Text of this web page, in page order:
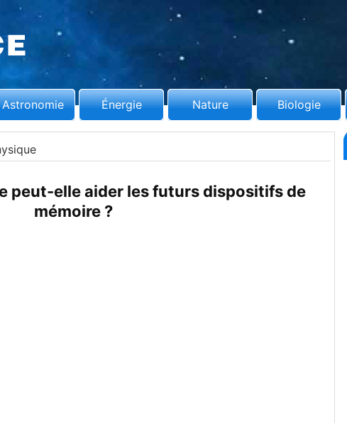
Astronomie Énergie Nature Biologie
peut-elle aider les futurs dispositifs de
mémoire ?